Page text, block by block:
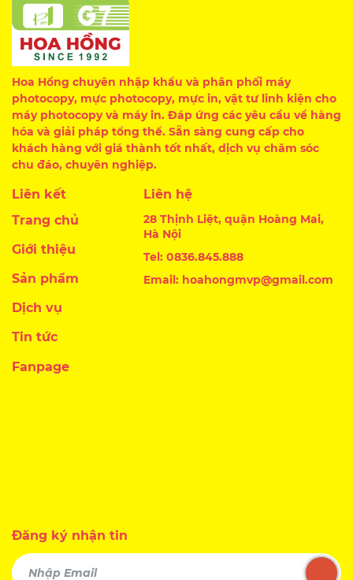
Hoa Hồng chuyên nhập khẩu và phân phối máy
photocopy, mực photocopy, mực in, vật tư linh kiện cho
máy photocopy và máy in. Đáp ứng các yêu cầu về hàng
hóa và giải pháp tổng thể. Sẵn sàng cung cấp cho
khách hàng với giá thành tốt nhất, dịch vụ chăm sóc
chu đáo, chuyên nghiệp.
Liên kết
Trang chủ
Giới thiệu
Sản phẩm
Dịch vụ
Tin tức
Liên hệ
28 Thịnh Liệt, quận Hoàng Mai,
Hà Nội
Tel: 0836.845.888
Email: hoahongmvp@gmail.com
Fanpage
Đăng ký nhận tin